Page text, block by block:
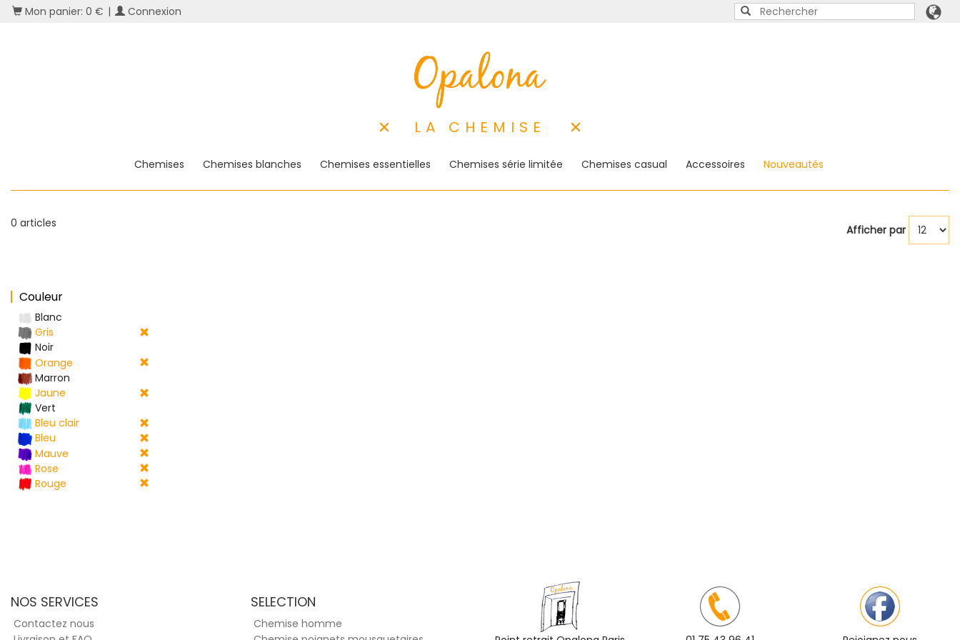
Mon panier: 0 € | Connexion
LA CHEMISE
Chemises Chemises blanches Chemises essentielles Chemises série limitée Chemises casual Accessoires Nouveautés
0 articles Afficher par
Couleur
Blanc
Gris
Noir
Orange
Marron
Jaune
Vert
Bleu clair
Bleu
Mauve
Rose
Rouge
NOS SERVICES
Contactez nous
SELECTION
Chemise homme